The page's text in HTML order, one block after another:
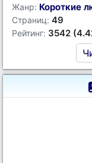
Жанр: Короткие
Страниц: 49
Рейтинг: 3542